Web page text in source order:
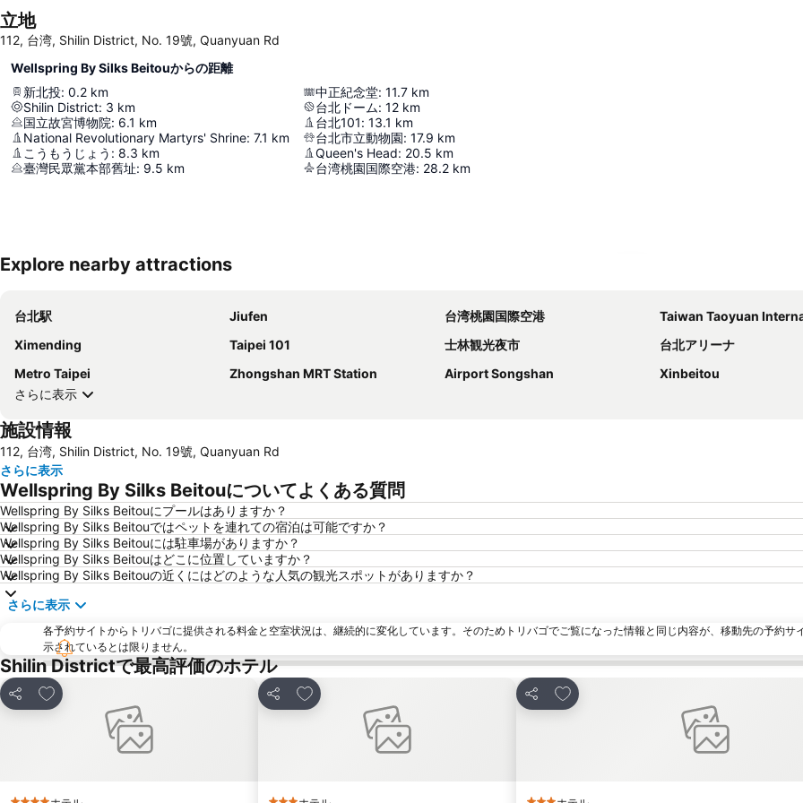
立地
112, 台湾, Shilin District, No. 19號, Quanyuan Rd
Wellspring By Silks Beitouからの距離
新北投: 0.2 km
Shilin District: 3 km
国立故宮博物院: 6.1 km
National Revolutionary Martyrs' Shrine: 7.1 km
こうもうじょう : 8.3 km
臺灣民眾黨本部舊址: 9.5 km
中正紀念堂: 11.7 km
台北ドーム: 12 km
台北101: 13.1 km
台北市立動物園: 17.9 km
Queen's Head: 20.5 km
台湾桃園国際空港: 28.2 km
Explore nearby attractions
台北駅 Jiufen 台湾桃園国際空港
Taiwan Taoyuan
Ximending
Taipei 101 士林観光夜市
台北アリーナ
Metro Taipei
Zhongshan MRT Station Airport Songshan
Xinbeitou
さらに表示
施設情報
112, 台湾, Shilin District, No. 19號, Quanyuan Rd
さらに表示
Wellspring By Silks Beitouについてよくある質問
Wellspring By Silks Beitouにプールはありますか？
Wellspring By Silks Beitouではペットを連れての宿泊は可能ですか？
Wellspring By Silks Beitouには駐車場がありますか？
Wellspring By Silks Beitouはどこに位置していますか？
Wellspring By Silks Beitouの近くにはどのような人気の観光スポットがありますか？
さらに表示
各予約サイトからトリバゴに提供される料金と空室状況は、継続的に変化しています。そのためトリバゴでご覧になった情報と同じ内容が、移動先の予約サ
示されているとは限りません。
Shilin Districtで最高評価のホテル
シェア
お気に入りに追加
シェア
お気に入りに追加
シェア
お気に入りに追加